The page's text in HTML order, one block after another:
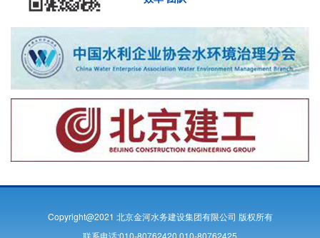
Copyright@2021 北京金河水务建设集团有限公司 版权所有